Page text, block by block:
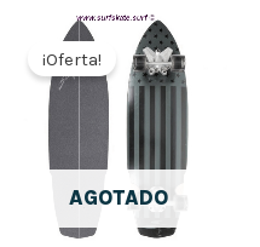
AGOTADO
¡Oferta!
El
precio
original
era:
270,00€.